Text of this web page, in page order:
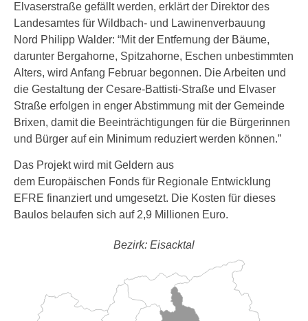
Elvaserstraße gefällt werden, erklärt der Direktor des
Landesamtes für Wildbach- und Lawinenverbauung
Nord Philipp Walder: “Mit der Entfernung der Bäume,
darunter Bergahorne, Spitzahorne, Eschen unbestimmten
Alters, wird Anfang Februar begonnen. Die Arbeiten und
die Gestaltung der Cesare-Battisti-Straße und Elvaser
Straße erfolgen in enger Abstimmung mit der Gemeinde
Brixen, damit die Beeinträchtigungen für die Bürgerinnen
und Bürger auf ein Minimum reduziert werden können.”
Das Projekt wird mit Geldern aus
dem Europäischen Fonds für Regionale Entwicklung
EFRE finanziert und umgesetzt. Die Kosten für dieses
Baulos belaufen sich auf 2,9 Millionen Euro.
Bezirk: Eisacktal